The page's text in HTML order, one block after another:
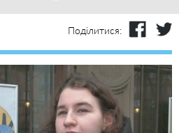
Поділитися: